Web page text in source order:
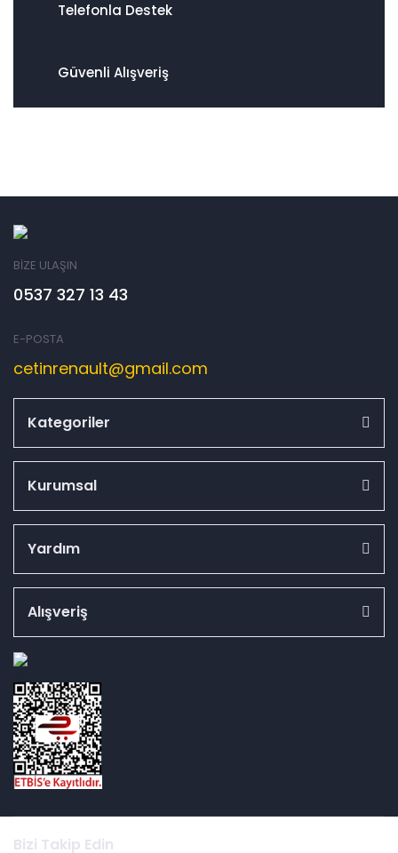
Telefonla Destek
Güvenli Alışveriş
BİZE ULAŞIN
0537 327 13 43
E-POSTA
cetinrenault@gmail.com
Kategoriler
Kurumsal
Yardım
Alışveriş
Bizi Takip Edin